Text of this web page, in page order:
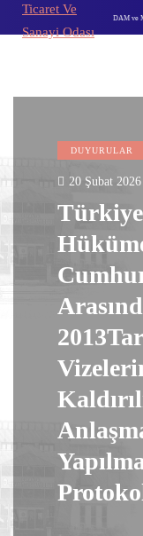
DUYURULAR
20 Şubat 2026